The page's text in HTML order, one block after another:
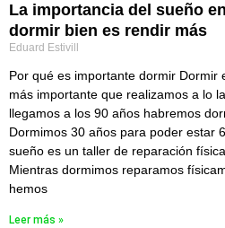
La importancia del sueño
dormir bien es rendir más
Eduard Estivill
Por qué es importante dormir Dormir
más importante que realizamos a lo
llegamos a los 90 años habremos
Dormimos 30 años para poder estar
sueño es un taller de reparación
Mientras dormimos reparamos
hemos
Leer más »